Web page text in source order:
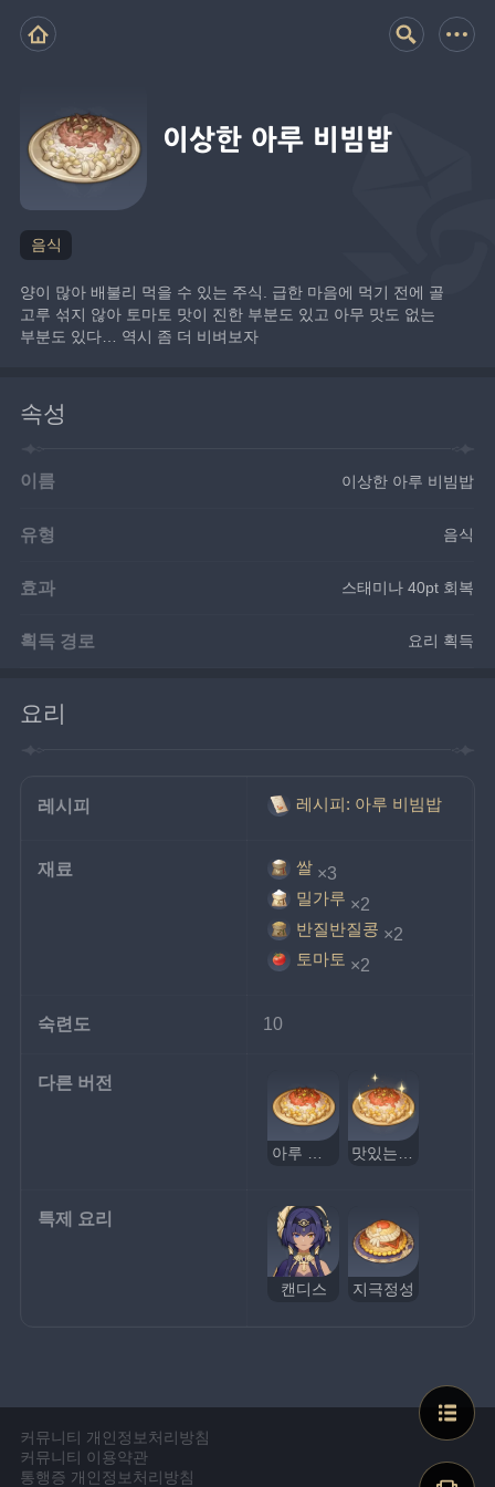
이상한 아루 비빔밥
음식
양이 많아 배불리 먹을 수 있는 주식. 급한 마음에 먹기 전에 골
고루 섞지 않아 토마토 맛이 진한 부분도 있고 아무 맛도 없는
부분도 있다… 역시 좀 더 비벼보자
속성
이름 이상한 아루 비빔밥
유형 음식
효과 스태미나 40pt 회복
획득 경로 요리 획득
요리
레시피 레시피: 아루 비빔밥
재료 쌀 ×3
밀가루 ×2
반질반질콩 ×2
토마토 ×2
숙련도 10
다른 버전
특제 요리
캔디스 지극정성
커뮤니티 개인정보처리방침
커뮤니티 이용약관
통행증 개인정보처리방침